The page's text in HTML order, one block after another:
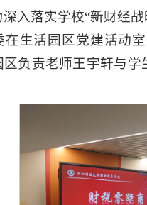
深入落实学校“新财经
在生活园区党建活动
区负责老师王宇轩与